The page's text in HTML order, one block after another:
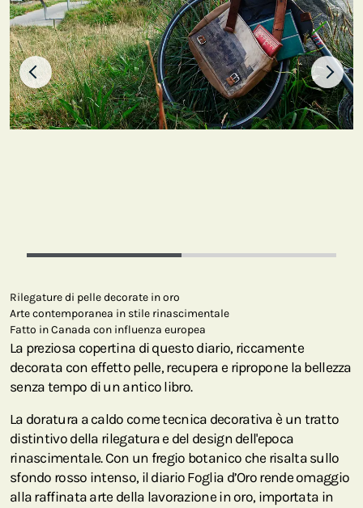
Rilegature di pelle decorate in oro
Arte contemporanea in stile rinascimentale
Fatto in Canada con influenza europea
La preziosa copertina di questo diario, riccamente
decorata con effetto pelle, recupera e ripropone la bellezza
senza tempo di un antico libro.
La doratura a caldo come tecnica decorativa è un tratto
distintivo della rilegatura e del design dell'epoca
rinascimentale. Con un fregio botanico che risalta sullo
sfondo rosso intenso, il diario Foglia d’Oro rende omaggio
alla raffinata arte della lavorazione in oro, importata in